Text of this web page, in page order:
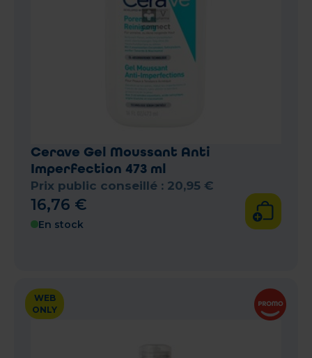
Cerave Gel Moussant Anti
Imperfection 473 ml
Prix public conseillé : 20,95 €
16,76 €
En stock
WEB
ONLY